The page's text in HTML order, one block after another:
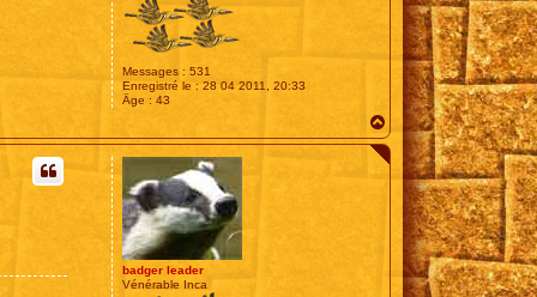
Messages : 531
Enregistré le : 28 04 2011, 20:33
Âge : 43
a
u
badger leader
Vénérable Inca